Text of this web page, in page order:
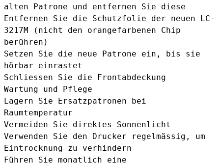
alten Patrone und entfernen Sie diese
Entfernen Sie die Schutzfolie der neuen LC-
3217M (nicht den orangefarbenen Chip
berühren)
Setzen Sie die neue Patrone ein, bis sie
hörbar einrastet
Schliessen Sie die Frontabdeckung
Wartung und Pflege
Lagern Sie Ersatzpatronen bei
Raumtemperatur
Vermeiden Sie direktes Sonnenlicht
Verwenden Sie den Drucker regelmässig, um
Eintrocknung zu verhindern
Führen Sie monatlich eine